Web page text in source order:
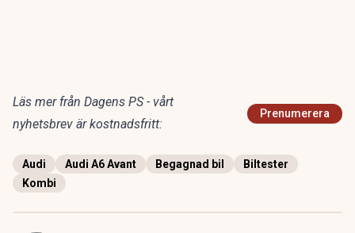
Läs mer från Dagens PS - vårt
nyhetsbrev är kostnadsfritt:
Prenumerera
Audi Audi A6 Avant Begagnad bil
Biltester
Kombi